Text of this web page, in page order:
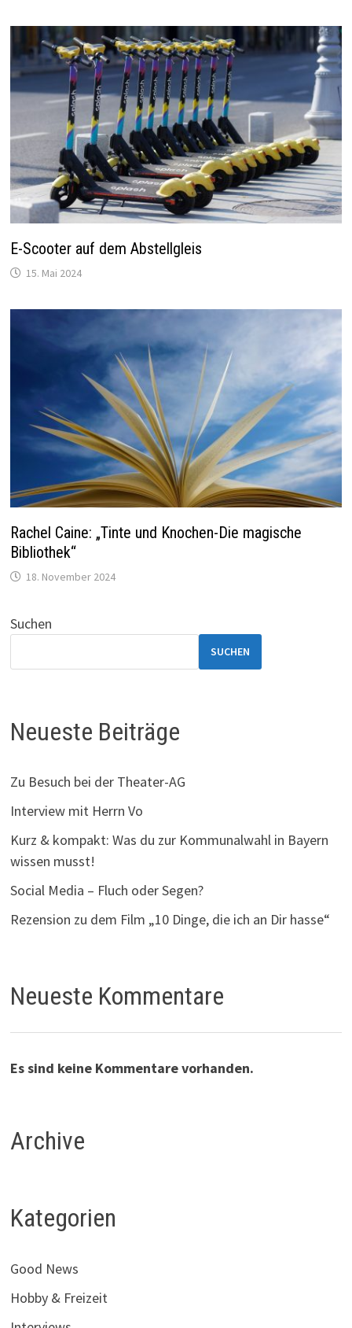
E-Scooter auf dem Abstellgleis
15. Mai 2024
Rachel Caine: „Tinte und Knochen-Die magische
Bibliothek“
18. November 2024
Suchen
SUCHEN
Neueste Beiträge
Zu Besuch bei der Theater-AG
Interview mit Herrn Vo
Kurz & kompakt: Was du zur Kommunalwahl in Bayern
wissen musst!
Social Media – Fluch oder Segen?
Rezension zu dem Film „10 Dinge, die ich an Dir hasse“
Neueste Kommentare
Es sind keine Kommentare vorhanden.
Archive
Kategorien
Good News
Hobby & Freizeit